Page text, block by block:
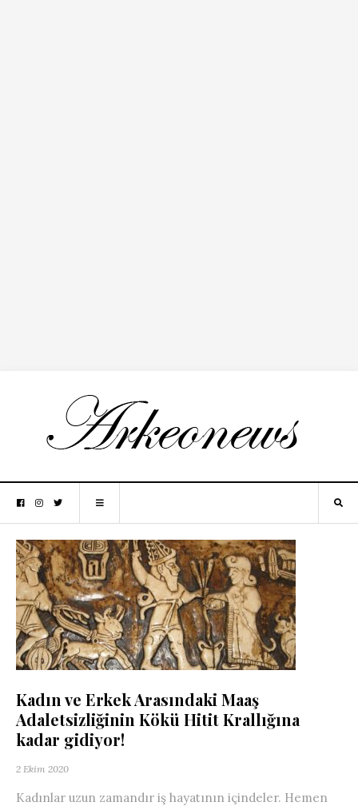
Kadın ve Erkek Arasındaki Maaş
Adaletsizliğinin Kökü Hitit Krallığına
kadar gidiyor!
2 Ekim 2020
Kadınlar uzun zamandır iş hayatının içindeler. Hemen